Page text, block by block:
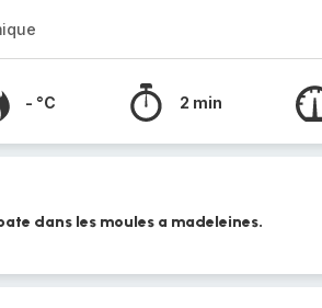
- °C 2 min
dans les moules a madeleines.